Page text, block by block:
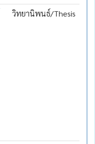
วิทยานิพนธ์/Thesis